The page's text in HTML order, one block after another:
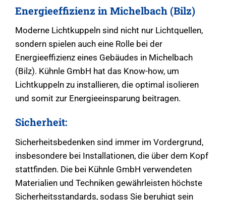
Energieeffizienz in Michelbach (Bilz)
Moderne Lichtkuppeln sind nicht nur Lichtquellen,
sondern spielen auch eine Rolle bei der
Energieeffizienz eines Gebäudes in Michelbach
(Bilz). Kühnle GmbH hat das Know-how, um
Lichtkuppeln zu installieren, die optimal isolieren
und somit zur Energieeinsparung beitragen.
Sicherheit:
Sicherheitsbedenken sind immer im Vordergrund,
insbesondere bei Installationen, die über dem Kopf
stattfinden. Die bei Kühnle GmbH verwendeten
Materialien und Techniken gewährleisten höchste
Sicherheitsstandards, sodass Sie beruhigt sein